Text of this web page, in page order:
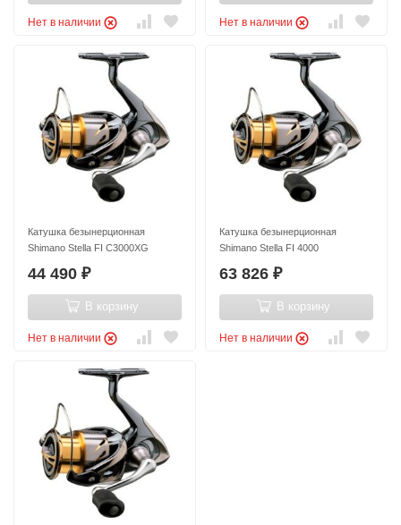
Нет в наличии Нет в наличии
Катушка безынерционная
Shimano Stella FI C3000XG
44 490 ₽
В корзину
Нет в наличии
Катушка безынерционная
Shimano Stella FI 4000
63 826 ₽
В корзину
Нет в наличии